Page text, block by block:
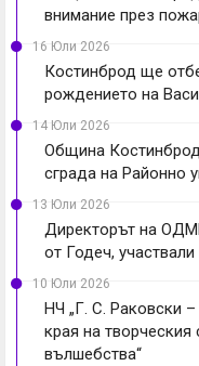
внимание през
16 Юли 2026
Костинброд ще
рождението на
14 Юли 2026
Община
сграда на Районно
13 Юли 2026
Директорът на
от Годеч,
10 Юли 2026
НЧ „Г. С. Раковски
края на творческия
вълшебства“